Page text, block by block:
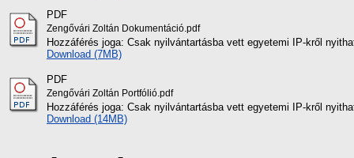
PDF
Zengővári Zoltán Dokumentáció.pdf
Hozzáférés joga: Csak nyilvántartásba vett egyetemi IP-kről
Download (7MB)
PDF
Zengővári Zoltán Portfólió.pdf
Hozzáférés joga: Csak nyilvántartásba vett egyetemi IP-kről
Download (14MB)